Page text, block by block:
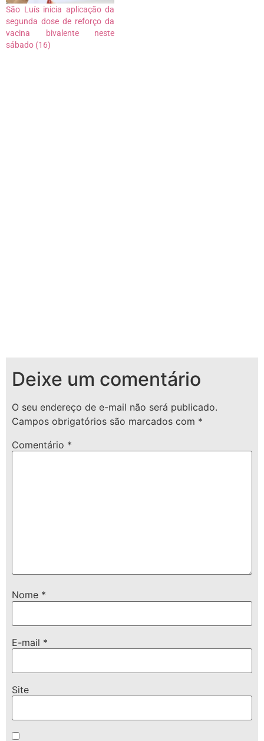
Vigilância Sanitária ( Anvisa)
para aplicação em crianças
entre 5…
São Luís inicia aplicação da
segunda dose de reforço da
vacina bivalente neste
sábado (16)
Deixe um comentário
O seu endereço de e-mail não será publicado.
Campos obrigatórios são marcados com *
Comentário *
Nome *
E-mail *
Site